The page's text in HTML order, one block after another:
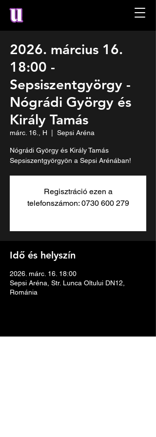
2026. március 16.
18:00 -
Sepsiszentgyörgy -
Nógrádi György és
Király Tamás
márc. 16., H Sepsi Aréna
Nógrádi György és Király Tamás
Sepsiszentgyörgyön a Sepsi Arénában!
Regisztráció ezen a
telefonszámon: 0730 600 279
Idő és helyszín
2026. márc. 16. 18:00
Sepsi Aréna, Str. Lunca Oltului DN12,
Románia